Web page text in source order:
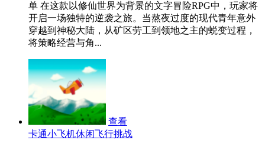
单 在这款以修仙世界为背景的文字冒险RPG中，玩家将
开启一场独特的逆袭之旅。当熬夜过度的现代青年意外
穿越到神秘大陆，从矿区劳工到领地之主的蜕变过程，
将策略经营与角...
查看
卡通小飞机休闲飞行挑战